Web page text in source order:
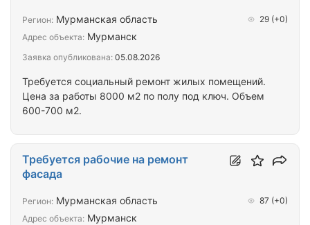
Требуется социальный ремонт жилых помещений.
Цена за работы 8000 м2 по полу под ключ. Объем
600-700 м2.
Регион: Мурманская область 29 (+0)
Адрес объекта: Мурманск
Заявка опубликована: 05.08.2026
Требуется рабочие на ремонт
фасада
Регион: Мурманская область 87 (+0)
Адрес объекта: Мурманск